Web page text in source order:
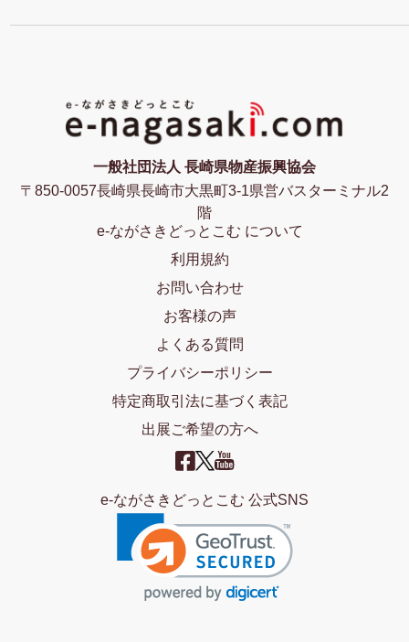
一般社団法人 長崎県物産振興協会
〒850-0057長崎県長崎市大黒町3-1県営バスターミナル2
階
e-ながさきどっとこむ について
利用規約
お問い合わせ
お客様の声
よくある質問
プライバシーポリシー
特定商取引法に基づく表記
出展ご希望の方へ
e-ながさきどっとこむ 公式SNS